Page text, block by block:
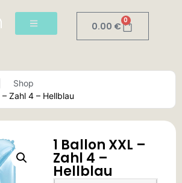
0.00 € 0
Shop
– Zahl 4 – Hellblau
1 Ballon XXL –
Zahl 4 –
Hellblau